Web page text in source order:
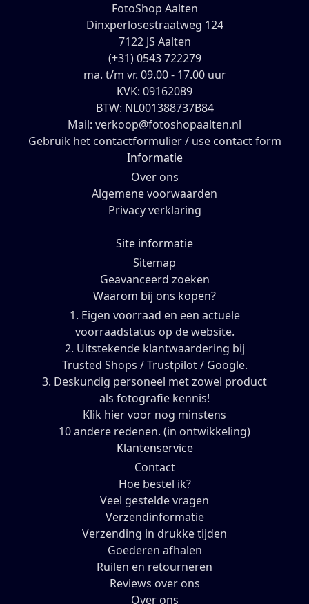
FotoShop Aalten
Dinxperlosestraatweg 124
7122 JS Aalten
(+31) 0543 722279
ma. t/m vr. 09.00 - 17.00 uur
KVK: 09162089
BTW: NL001388737B84
Mail: verkoop@fotoshopaalten.nl
Gebruik het contactformulier / use contact form
Informatie
Over ons
Algemene voorwaarden
Privacy verklaring
Site informatie
Sitemap
Geavanceerd zoeken
Waarom bij ons kopen?
1. Eigen voorraad en een actuele
voorraadstatus op de website.
2. Uitstekende klantwaardering bij
Trusted Shops / Trustpilot / Google.
3. Deskundig personeel met zowel product
als fotografie kennis!
Klik hier voor nog minstens
10 andere redenen. (in ontwikkeling)
Klantenservice
Contact
Hoe bestel ik?
Veel gestelde vragen
Verzendinformatie
Verzending in drukke tijden
Goederen afhalen
Ruilen en retourneren
Reviews over ons
Over ons